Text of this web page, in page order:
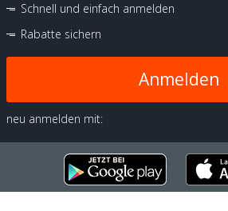
Schnell und einfach anmelden
Rabatte sichern
Anmelden
neu anmelden mit: